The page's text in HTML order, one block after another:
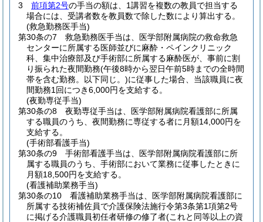
3
前項第2号の手当の額は、1講習を複数の教員で担当する
場合には、受講者数を教員数で除した数により算出する。
(救急勤務医手当)
第30条の7
救急勤務医手当は、医学部附属病院の救命救急
センターに所属する医師並びに麻酔・ペインクリニック
科、集中治療部及び手術部に所属する麻酔医が、事前に割
り振られた夜間勤務(午後8時から翌日午前5時までの全時間
帯を含む勤務。以下同じ。)に従事した場合、当該職員に夜
間勤務1回につき6,000円を支給する。
(夜勤専従手当)
第30条の8
夜勤専従手当は、医学部附属病院看護部に所属
する職員のうち、夜間勤務に専従する者に月額14,000円を
支給する。
(手術部看護手当)
第30条の9
手術部看護手当は、医学部附属病院看護部に所
属する職員のうち、手術部において業務に従事したときに
月額18,500円を支給する。
(看護補助業務手当)
第30条の10
看護補助業務手当は、医学部附属病院看護部に
所属する技術補佐員で介護保険法施行令第3条第1項第2号
に掲げる介護職員初任者研修の修了者(これと同等以上の資